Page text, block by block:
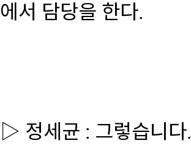
에서 담당을 한다.
▷ 정세균 : 그렇습니다.